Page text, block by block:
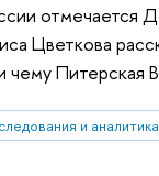
отмечается
Цветкова
Питерская
и аналитика